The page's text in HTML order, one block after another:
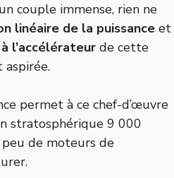
couple immense, rien ne
linéaire de la puissance et
l’accélérateur de cette
permet à ce chef-d’œuvre
stratosphérique 9 000
de moteurs de